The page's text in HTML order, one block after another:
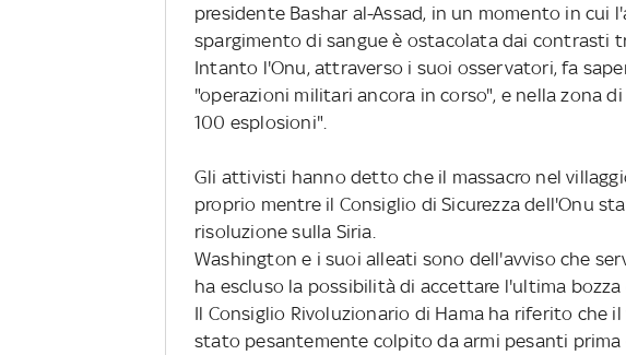
presidente Bashar al-Assad, in un momento in cui
spargimento di sangue è ostacolata dai contrasti
Intanto l'Onu, attraverso i suoi osservatori, fa
"operazioni militari ancora in corso", e nella zona
100 esplosioni".
Gli attivisti hanno detto che il massacro nel
proprio mentre il Consiglio di Sicurezza dell'Onu
risoluzione sulla Siria.
Washington e i suoi alleati sono dell'avviso che
ha escluso la possibilità di accettare l'ultima bozza
Il Consiglio Rivoluzionario di Hama ha riferito che
stato pesantemente colpito da armi pesanti prima